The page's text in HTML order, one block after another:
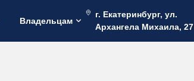
Владельцам
г. Екатеринбург, ул.
Архангела Михаила, 27